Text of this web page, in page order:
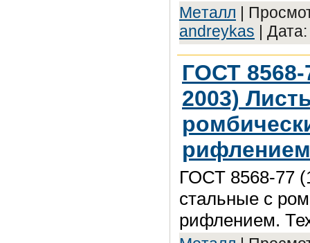
Meтaлл |
andreykas |
ГОСТ 8568-
2003)
ГОСТ 8568-77
стальные с
рифлением.